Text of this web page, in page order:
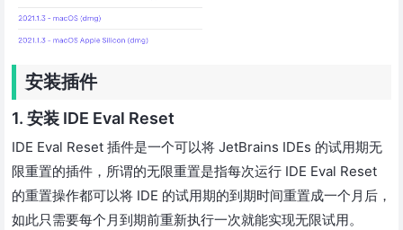
安装插件
1. 安装 IDE Eval Reset
IDE Eval Reset 插件是一个可以将 JetBrains IDEs 的试用期无
限重置的插件，所谓的无限重置是指每次运行 IDE Eval Reset
的重置操作都可以将 IDE 的试用期的到期时间重置成一个月后，
如此只需要每个月到期前重新执行一次就能实现无限试用。